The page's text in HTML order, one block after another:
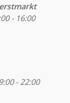
- 16:00
-22:00